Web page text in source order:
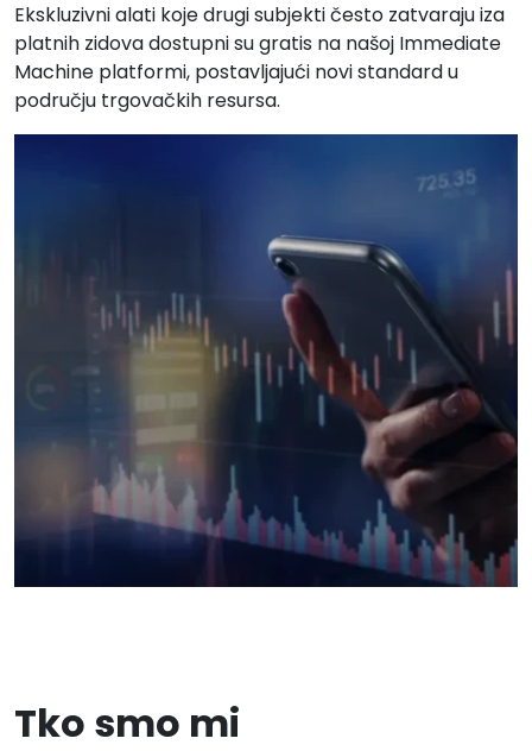
Ekskluzivni alati koje drugi subjekti često zatvaraju iza
platnih zidova dostupni su gratis na našoj Immediate
Machine platformi, postavljajući novi standard u
području trgovačkih resursa.
Tko smo mi